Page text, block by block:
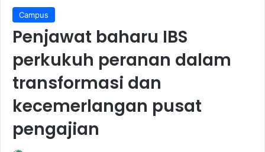
Campus
Penjawat baharu IBS
perkukuh peranan dalam
transformasi dan
kecemerlangan pusat
pengajian